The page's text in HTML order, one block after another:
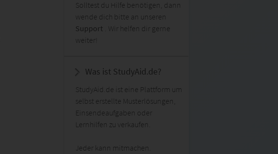
Solltest du Hilfe benötigen, dann
wende dich bitte an unseren
Support . Wir helfen dir gerne
weiter!
Was ist StudyAid.de?
StudyAid.de ist eine Plattform um
selbst erstellte Musterlösungen,
Einsendeaufgaben oder
Lernhilfen zu verkaufen.
Jeder kann mitmachen.